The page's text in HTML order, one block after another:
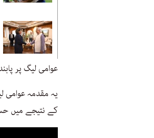
عوامی لیگ پر
یہ مقدمہ
کے نتیجے میں